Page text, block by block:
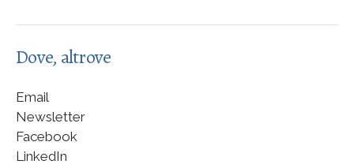
Dove, altrove
Email
Newsletter
Facebook
LinkedIn